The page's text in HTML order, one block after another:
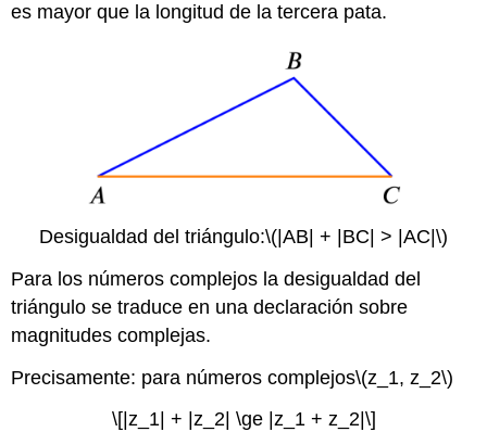
es mayor que la longitud de la tercera pata.
Desigualdad del triángulo:\(|AB| + |BC| > |AC|\)
Para los números complejos la desigualdad del
triángulo se traduce en una declaración sobre
magnitudes complejas.
Precisamente: para números complejos\(z_1, z_2\)
\[|z_1| + |z_2| \ge |z_1 + z_2|\]